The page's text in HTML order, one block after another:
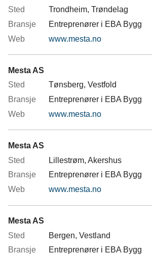
Trondheim, Trøndelag
Entreprenører i EBA Bygg
www.mesta.no
Mesta AS
Tønsberg, Vestfold
Entreprenører i EBA Bygg
www.mesta.no
Mesta AS
Lillestrøm, Akershus
Entreprenører i EBA Bygg
www.mesta.no
Mesta AS
Bergen, Vestland
Entreprenører i EBA Bygg